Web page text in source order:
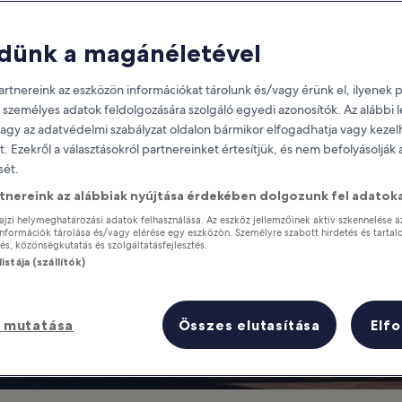
Along One of Madrid’s
a magánéletével
az eszközön információkat tárolunk és/vagy érünk el, ilyenek
adatok feldolgozására szolgáló egyedi azonosítók. Az alábbi
az adatvédelmi szabályzat oldalon bármikor elfogadhatja vagy
Ezekről a választásokról partnereinket értesítjük, és nem befolyásolják
az alábbiak nyújtása érdekében dolgozunk fel
helymeghatározási adatok felhasználása. Az eszköz jellemzőinek aktív szkennelése
tárolása és/vagy elérése egy eszközön. Személyre szabott hirdetés és
közönségkutatás és szolgáltatásfejlesztés.
(szállítók)
mutatása Összes elutasítása